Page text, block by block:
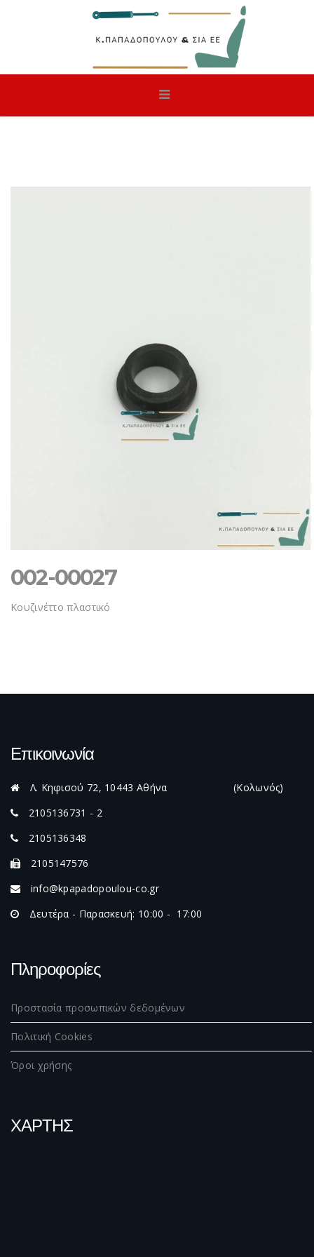
002-00027
Κουζινέττο πλαστικό
Επικοινωνία
Λ. Κηφισού 72, 10443 Αθήνα (Κολωνός)
2105136731 - 2
2105136348
2105147576
info@kpapadopoulou-co.gr
Δευτέρα - Παρασκευή: 10:00 - 17:00
Πληροφορίες
Προστασία προσωπικών δεδομένων
Πολιτική Cookies
Όροι χρήσης
ΧΑΡΤΗΣ